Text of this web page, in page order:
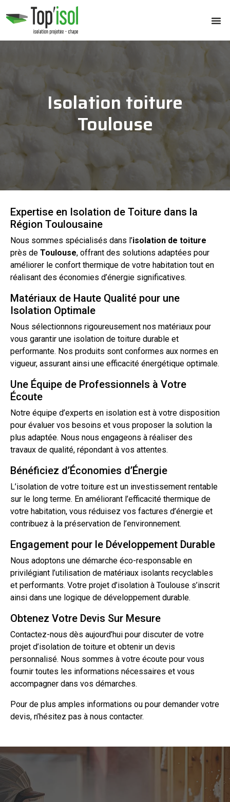
Isolation toiture
Toulouse
Expertise en Isolation de Toiture dans la
Région Toulousaine
Nous sommes spécialisés dans l’isolation de toiture
près de Toulouse, offrant des solutions adaptées pour
améliorer le confort thermique de votre habitation tout en
réalisant des économies d’énergie significatives.
Matériaux de Haute Qualité pour une
Isolation Optimale
Nous sélectionnons rigoureusement nos matériaux pour
vous garantir une isolation de toiture durable et
performante. Nos produits sont conformes aux normes en
vigueur, assurant ainsi une efficacité énergétique optimale.
Une Équipe de Professionnels à Votre
Écoute
Notre équipe d’experts en isolation est à votre disposition
pour évaluer vos besoins et vous proposer la solution la
plus adaptée. Nous nous engageons à réaliser des
travaux de qualité, répondant à vos attentes.
Bénéficiez d’Économies d’Énergie
L’isolation de votre toiture est un investissement rentable
sur le long terme. En améliorant l’efficacité thermique de
votre habitation, vous réduisez vos factures d’énergie et
contribuez à la préservation de l’environnement.
Engagement pour le Développement Durable
Nous adoptons une démarche éco-responsable en
privilégiant l’utilisation de matériaux isolants recyclables
et performants. Votre projet d’isolation à Toulouse s’inscrit
ainsi dans une logique de développement durable.
Obtenez Votre Devis Sur Mesure
Contactez-nous dès aujourd’hui pour discuter de votre
projet d’isolation de toiture et obtenir un devis
personnalisé. Nous sommes à votre écoute pour vous
fournir toutes les informations nécessaires et vous
accompagner dans vos démarches.
Pour de plus amples informations ou pour demander votre
devis, n’hésitez pas à nous contacter.